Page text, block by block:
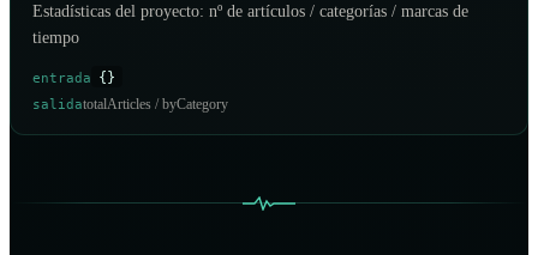
Estadísticas del proyecto: nº de artículos / categorías / marcas de
tiempo
entrada {}
salidatotalArticles / byCategory